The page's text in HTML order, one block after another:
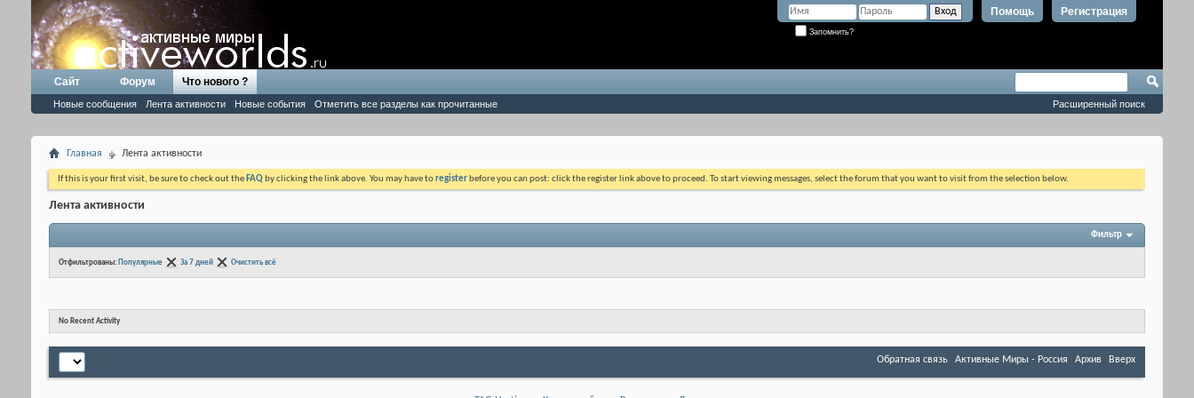
Регистрация
Помощь
Запомнить?
Сайт Форум Что нового ?
Новые сообщения Лента активности Новые события Отметить все разделы как прочитанные Расширенный поиск
Главная Лента активности
If this is your first visit, be sure to check out the FAQ by clicking the link above. You may have toregister before you can post: click the register link above to proceed. To start viewing messages, select the forum that you want to visit from the selection below.
Лента активности
Фильтр
Отфильтрованы: Популярные За 7 дней Очистить всё
No Recent Activity
Обратная связь Активные Миры - Россия Архив Вверх